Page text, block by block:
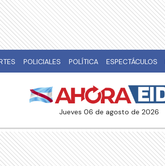
POLICIALES POLÍTICA ESPECTÁCULOS
jueves 06 de agosto de 2026